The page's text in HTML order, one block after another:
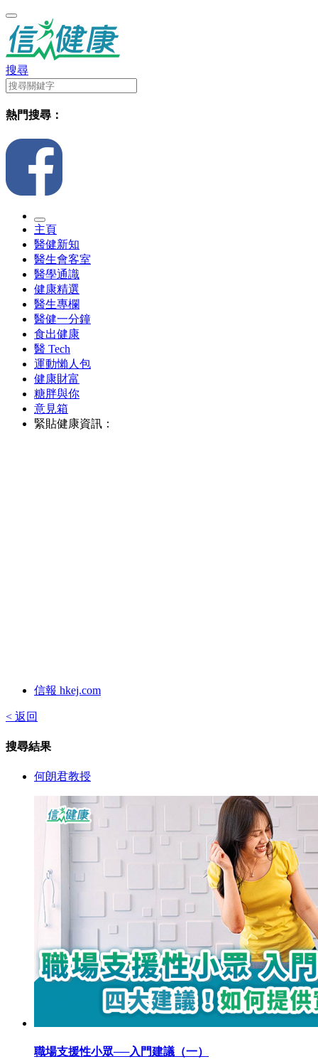
搜尋
熱門搜尋：
主頁
醫健新知
醫生會客室
醫學通識
健康精選
醫生專欄
醫健一分鐘
食出健康
醫 Tech
運動懶人包
健康財富
糖胖與你
意見箱
緊貼健康資訊：
信報 hkej.com
< 返回
搜尋結果
何朗君教授
職場支援性小眾──入門建議（一）